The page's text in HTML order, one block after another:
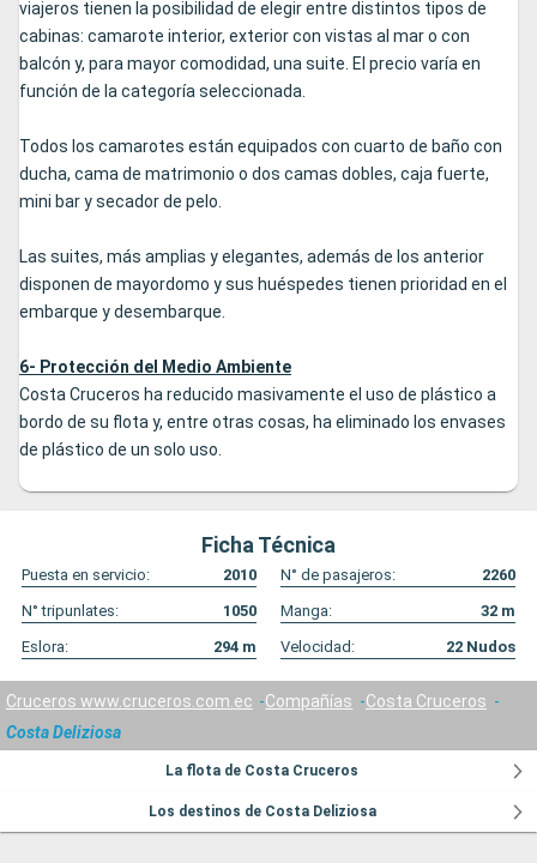
viajeros tienen la posibilidad de elegir entre distintos tipos de
cabinas: camarote interior, exterior con vistas al mar o con
balcón y, para mayor comodidad, una suite. El precio varía en
función de la categoría seleccionada.
Todos los camarotes están equipados con cuarto de baño con
ducha, cama de matrimonio o dos camas dobles, caja fuerte,
mini bar y secador de pelo.
Las suites, más amplias y elegantes, además de los anterior
disponen de mayordomo y sus huéspedes tienen prioridad en el
embarque y desembarque.
6- Protección del Medio Ambiente
Costa Cruceros ha reducido masivamente el uso de plástico a
bordo de su flota y, entre otras cosas, ha eliminado los envases
de plástico de un solo uso.
Ficha Técnica
Puesta en servicio: 2010 N° de pasajeros:
2260
N° tripunlates:
1050 Manga: 32 m
Eslora:
294 m Velocidad: 22 Nudos
Cruceros www.cruceros.com.ec Compañías
Costa Cruceros
Costa Deliziosa
La flota de Costa Cruceros
Los destinos de Costa Deliziosa